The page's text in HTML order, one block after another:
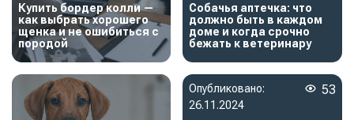
Купить бордер колли —
как выбрать хорошего
щенка и не ошибиться с
породой
Собачья аптечка: что
должно быть в каждом
доме и когда срочно
бежать к ветеринару
Опубликовано:
26.11.2024
53